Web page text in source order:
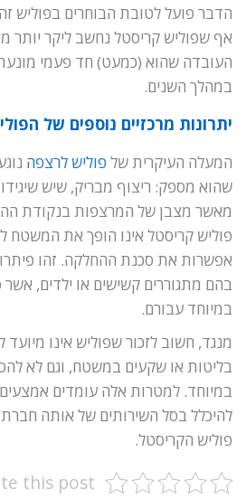
הדבר פועל לטובת הבוחרים בפוליש
אף שפוליש קריסטל נחשב ליקר יותר
העובדה שהוא (כמעט) חד פעמי מונעת
במהלך השנים.
יתרונות מרכזיים נוספים של
המעלה העיקרית של פוליש לרצפה
שהוא מספק: ריצוף מבריק, שיש
מאשר מצבן של המרצפות בנקודת
פוליש קריסטל אינו הופך את המשטח
אפשרות את סכנת ההחלקה. זהו
בהם מתגוררים קשישים או ילדים,
במיוחד עבורם.
מנגד, חשוב לזכור שפוליש אינו
בליטות או שקעים במשטח, וגם לא
במיוחד. למטרות אלה עומדים
להיכלל בסל השירותים של אותה
פוליש הקריסטל.
this post